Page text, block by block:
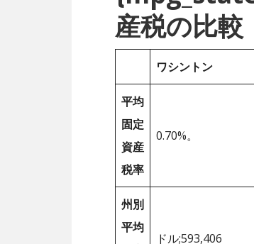
産税の比較
ワシントン
平均
固定
資産
税率
0.70%。
州別
平均
ドル;593,406